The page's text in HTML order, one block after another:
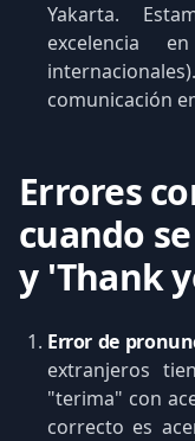
Yakarta.
excelencia
comunicación
Errores
cuando
y 'Thank
Error de
extranjeros
"terima" con
correcto es